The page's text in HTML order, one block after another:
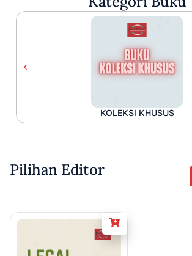
KOLEKSI KHUSUS
Pilihan Editor